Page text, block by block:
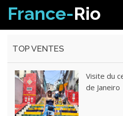
France-Rio
TOP VENTES
Visite du
de Janeiro